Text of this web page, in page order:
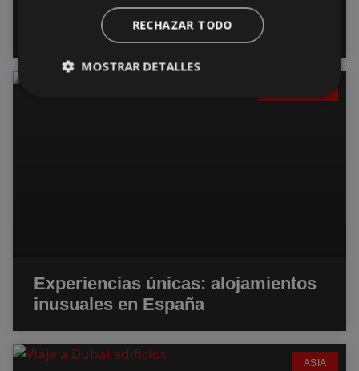
Estos son los mejores hoteles de
Experiencias únicas: alojamientos
inusuales en España
ASIA
RECHAZAR TODO
MOSTRAR DETALLES